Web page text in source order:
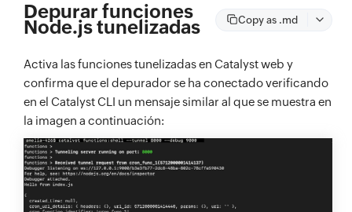
Depurar funciones
Node.js tunelizadas Copy as .md
Activa las funciones tunelizadas en Catalyst web y
confirma que el depurador se ha conectado verificando
en el Catalyst CLI un mensaje similar al que se muestra en
la imagen a continuación: